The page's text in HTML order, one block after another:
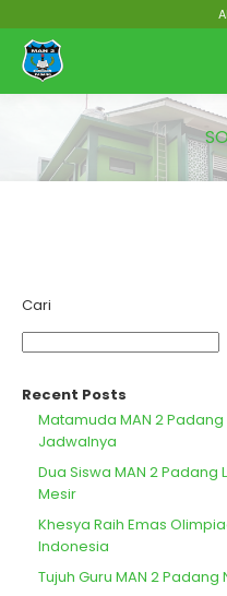
Cari
Recent Posts
Matamuda MAN 2
Jadwalnya
Dua Siswa MAN 2 Padang
Mesir
Khesya Raih Emas
Indonesia
Tujuh Guru MAN 2